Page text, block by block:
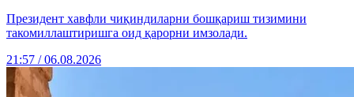
Президент хавфли чиқиндиларни бошқариш тизимини
такомиллаштиришга оид қарорни имзолади.
21:57 / 06.08.2026